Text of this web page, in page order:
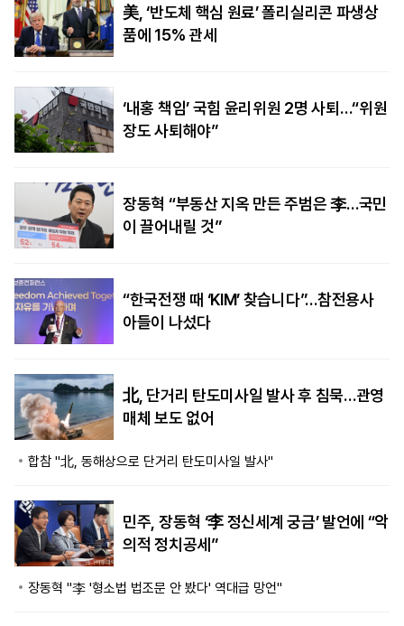
美, ‘반도체 핵심 원료’ 폴리실리콘 파생상
품에 15% 관세
‘내홍 책임’ 국힘 윤리위원 2명 사퇴…“위원
장도 사퇴해야”
장동혁 “부동산 지옥 만든 주범은 李…국민
이 끌어내릴 것”
“한국전쟁 때 ‘KIM’ 찾습니다”…참전용사
아들이 나섰다
北, 단거리 탄도미사일 발사 후 침묵…관영
매체 보도 없어
합참 "北, 동해상으로 단거리 탄도미사일 발사"
민주, 장동혁 ‘李 정신세계 궁금’ 발언에 “악
의적 정치공세”
장동혁 "李 '형소법 법조문 안 봤다' 역대급 망언"